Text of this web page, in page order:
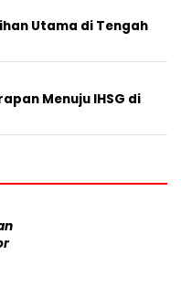
Utama di Tengah
Menuju IHSG di